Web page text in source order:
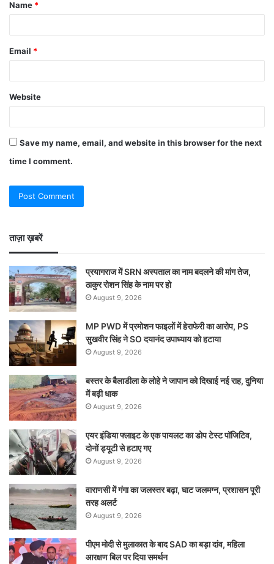
Name *
Email *
Website
Save my name, email, and website in this browser for the next
time I comment.
ताज़ा ख़बरें
प्रयागराज में SRN अस्पताल का नाम बदलने की मांग तेज,
ठाकुर रोशन सिंह के नाम पर हो
August 9, 2026
MP PWD में प्रमोशन फाइलों में हेराफेरी का आरोप, PS
सुखवीर सिंह ने SO दयानंद उपाध्याय को हटाया
August 9, 2026
बस्तर के बैलाडीला के लोहे ने जापान को दिखाई नई राह, दुनिया
में बढ़ी धाक
August 9, 2026
एयर इंडिया फ्लाइट के एक पायलट का डोप टेस्ट पॉजिटिव,
दोनों ड्यूटी से हटाए गए
August 9, 2026
वाराणसी में गंगा का जलस्तर बढ़ा, घाट जलमग्न, प्रशासन पूरी
तरह अलर्ट
August 9, 2026
पीएम मोदी से मुलाकात के बाद SAD का बड़ा दांव, महिला
आरक्षण बिल पर दिया समर्थन